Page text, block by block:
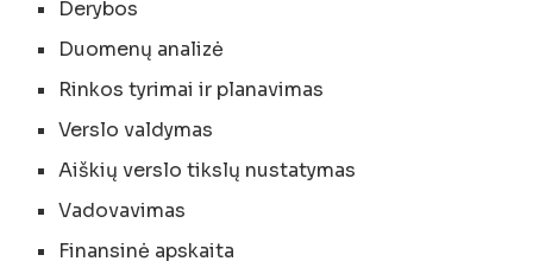
Derybos
Duomenų analizė
Rinkos tyrimai ir planavimas
Verslo valdymas
Aiškių verslo tikslų nustatymas
Vadovavimas
Finansinė apskaita